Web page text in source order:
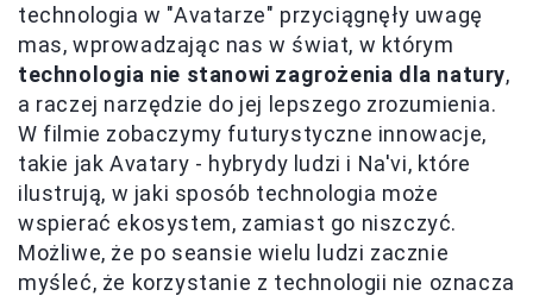
technologia w "Avatarze" przyciągnęły uwagę
mas, wprowadzając nas w świat, w którym
technologia nie stanowi zagrożenia dla natury,
a raczej narzędzie do jej lepszego zrozumienia.
W filmie zobaczymy futurystyczne innowacje,
takie jak Avatary - hybrydy ludzi i Na'vi, które
ilustrują, w jaki sposób technologia może
wspierać ekosystem, zamiast go niszczyć.
Możliwe, że po seansie wielu ludzi zacznie
myśleć, że korzystanie z technologii nie oznacza